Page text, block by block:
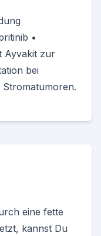
•
Ayvakit zur
bei
Stromatumoren.
eine fette
kannst Du